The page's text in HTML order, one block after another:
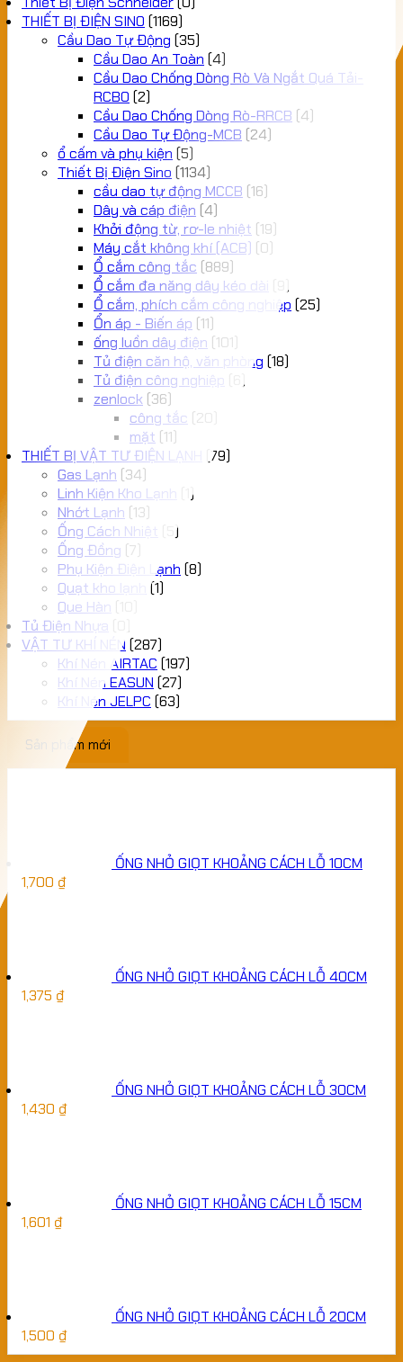
THIẾT BỊ ĐIỆN SINO (1169)
Cầu Dao Tự Động (35)
Cầu Dao An Toàn (4)
Cầu Dao Chống Dòng Rò Và Ngắt Quá Tải-
RCBO (2)
Cầu Dao Chống Dòng Rò-RRCB (4)
Cầu Dao Tự Động-MCB (24)
ổ cấm và phụ kiện (5)
Thiết Bị Điện Sino (1134)
cầu dao tự động MCCB (16)
Dây và cáp điện (4)
Khởi động từ, rơ-le nhiệt (19)
Máy cắt không khí (ACB) (0)
Ổ cắm công tắc (889)
Ổ cắm đa năng dây kéo dài
(9)
Ổ cắm, phích cắm công nghiệp (25)
Ổn áp - Biến áp (11)
ống luồn dây điện (101)
Tủ điện căn hộ, văn phòng (18)
Tủ điện công nghiệp
(6)
zenlock (36)
công tắc (20)
mặt (11)
THIẾT BỊ VẬT TƯ ĐIỆN LẠNH
(79)
Gas Lạnh (34)
Linh Kiện Kho Lạnh
(1)
Nhớt Lạnh (13)
Ống Cách Nhiệt
(5)
Ống Đồng (7)
Phụ Kiện Điện Lạnh (8)
Quạt kho lạnh
(1)
Que Hàn
Tủ Điện Nhựa
VẬT TƯ KHÍ NÉN (287)
Khí Nén AIRTAC (197)
Khí Nén EASUN (27)
Khí Nén JELPC (63)
Sản phẩm mới
ỐNG NHỎ GIỌT KHOẢNG CÁCH LỖ 10CM
1,700 ₫
ỐNG NHỎ GIỌT KHOẢNG CÁCH LỖ 40CM
1,375 ₫
ỐNG NHỎ GIỌT KHOẢNG CÁCH LỖ 30CM
1,430 ₫
ỐNG NHỎ GIỌT KHOẢNG CÁCH LỖ 15CM
1,601 ₫
ỐNG NHỎ GIỌT KHOẢNG CÁCH LỖ 20CM
1,500 ₫